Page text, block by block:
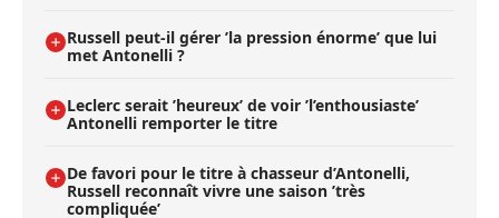
Russell peut-il gérer ’la pression énorme’ que lui
met Antonelli ?
Leclerc serait ’heureux’ de voir ’l’enthousiaste’
Antonelli remporter le titre
De favori pour le titre à chasseur d’Antonelli,
Russell reconnaît vivre une saison ’très
compliquée’